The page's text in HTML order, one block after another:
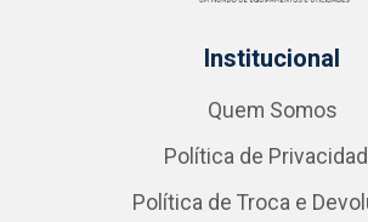
Institucional
Quem Somos
Política de
Política de Troca e